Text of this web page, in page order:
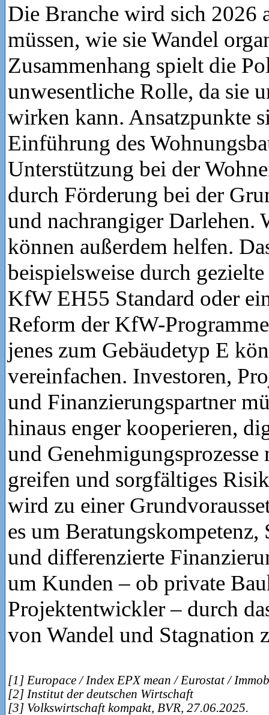
Die Branche wird sich 2026
müssen, wie sie Wandel
Zusammenhang spielt die
unwesentliche Rolle, da sie
wirken kann. Ansatzpunkte
Einführung des
Unterstützung bei der
durch Förderung bei der
und nachrangiger Darlehen.
können außerdem helfen.
beispielsweise durch
KfW EH55 Standard oder
Reform der KfW-
jenes zum Gebäudetyp E
vereinfachen. Investoren,
und Finanzierungspartner
hinaus enger kooperieren,
und Genehmigungsprozesse
greifen und sorgfältiges
wird zu einer
es um Beratungskompetenz,
und differenzierte
um Kunden – ob private
Projektentwickler – durch
von Wandel und Stagnation
[1] Europace / Index EPX mean / Eurostat /
[2] Institut der deutschen Wirtschaft
[3] Volkswirtschaft kompakt, BVR, 27.06.2025.